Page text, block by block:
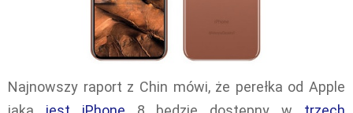
Najnowszy raport z Chin mówi, że perełka od Apple